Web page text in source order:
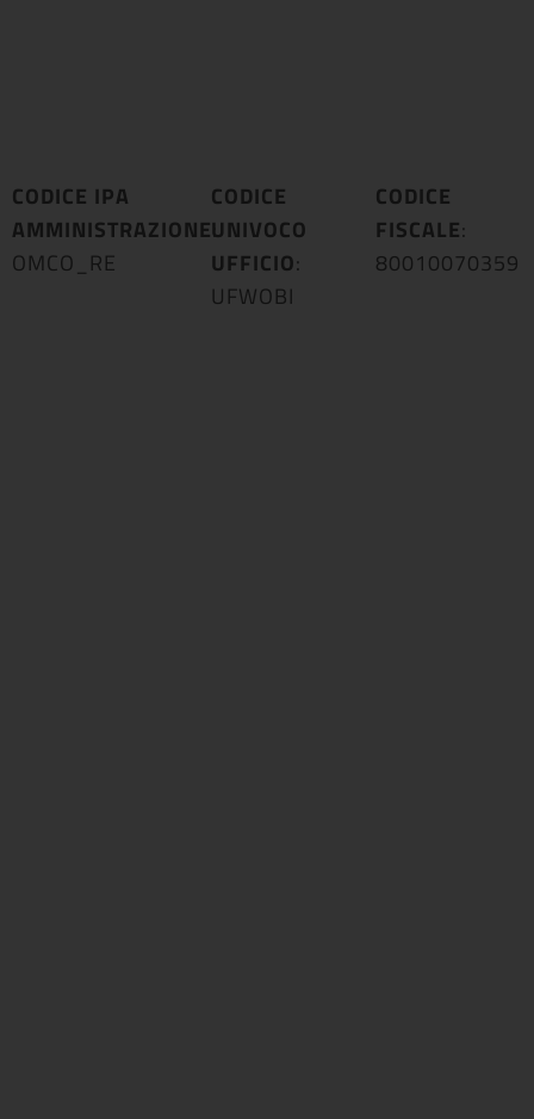
CODICE IPA
AMMINISTRAZIONE:
OMCO_RE
CODICE
UNIVOCO
UFFICIO:
UFWOBI
CODICE
FISCALE:
80010070359